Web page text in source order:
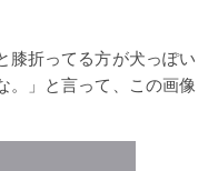
折ってる方が犬っぽい
。」と言って、この画像